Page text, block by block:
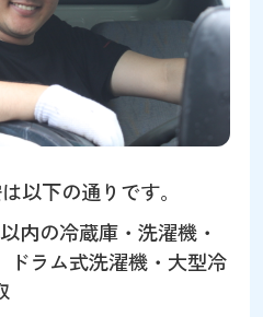
以下の通りです。
内の冷蔵庫・洗濯機・
ドラム式洗濯機・大型冷